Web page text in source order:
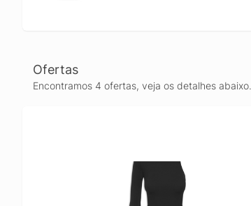
Ofertas
Encontramos 4 ofertas, veja os detalhes abaixo.